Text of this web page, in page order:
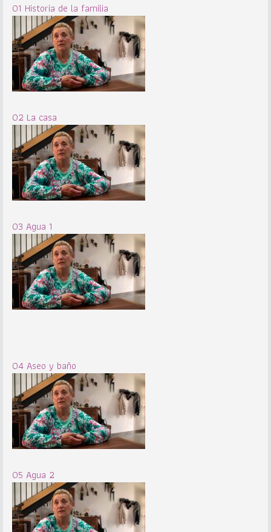
01 Historia de la familia
02 La casa
03 Agua 1
04 Aseo y baño
05 Agua 2